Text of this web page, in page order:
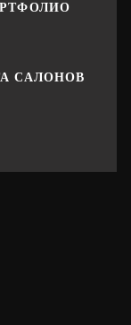
САЛОНОВ